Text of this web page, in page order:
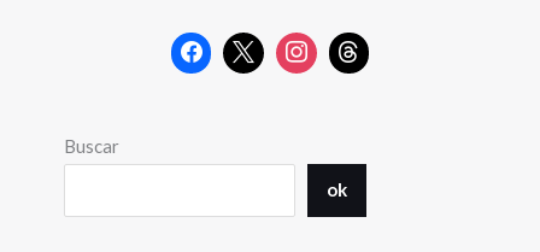
Buscar
ok